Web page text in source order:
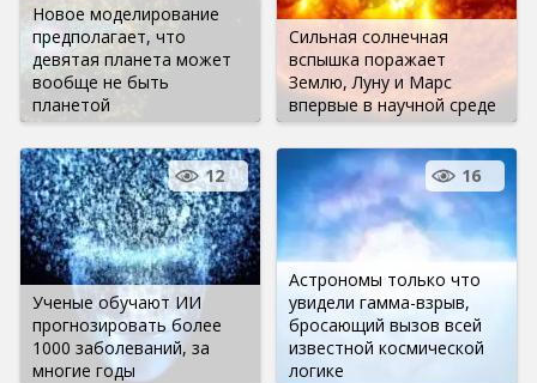
Новое моделирование
предполагает, что
девятая планета может
вообще не быть
планетой
Сильная солнечная
вспышка поражает
Землю, Луну и Марс
впервые в научной среде
Ученые обучают ИИ
прогнозировать более
1000 заболеваний, за
многие годы
12
Астрономы только что
увидели гамма-взрыв,
бросающий вызов всей
известной космической
логике
16